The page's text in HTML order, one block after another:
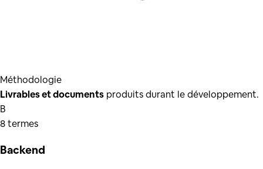
Méthodologie
Livrables et documents produits durant le développement.
B
8termes
Backend